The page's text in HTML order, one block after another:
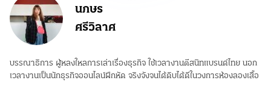
นภษร
ศรีวิลาศ
บรรณาธิการ ผู้หลงใหลการเล่าเรื่องธุรกิจ ใช้เวลางานตีสนิทแบรนด์ไทย นอก
เวลางานเป็นนักธุรกิจออนไลน์ฝึกหัด จริงจังจนได้ดิบได้ดีในวงการห้องลองเสื้อ